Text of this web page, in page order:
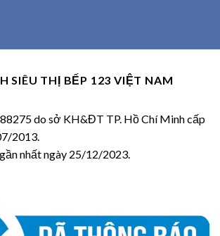
SIÊU THỊ BẾP 123 VIỆT NAM
do sở KH&ĐT TP. Hồ Chí Minh cấp
2013.
nhất ngày 25/12/2023.